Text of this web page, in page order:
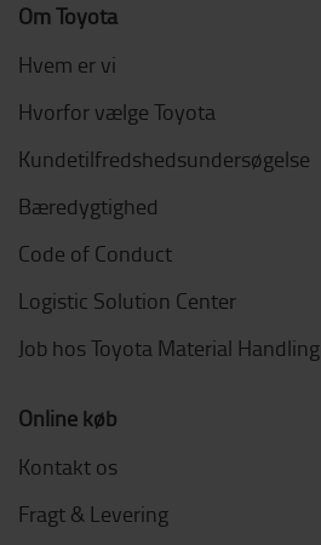
Om Toyota
Hvem er vi
Hvorfor vælge Toyota
Kundetilfredshedsundersøgelse
Bæredygtighed
Code of Conduct
Logistic Solution Center
Job hos Toyota Material Handling
Online køb
Kontakt os
Fragt & Levering